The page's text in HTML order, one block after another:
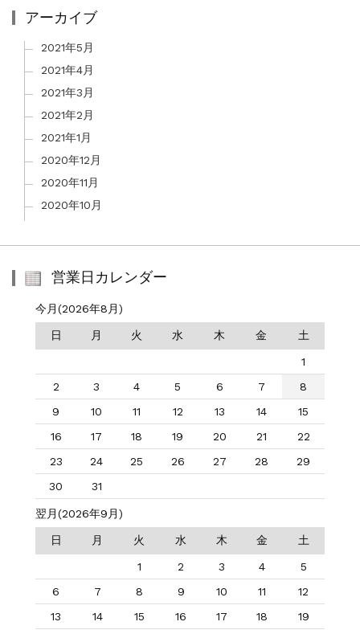
アーカイブ
2021年5月
2021年4月
2021年3月
2021年2月
2021年1月
2020年12月
2020年11月
2020年10月
営業日カレンダー
今月(2026年8月)
日 月 火 水 木 金 土
1
2
3 4 5 6 7
8
9
10 11 12 13 14
15
16
17 18 19 20 21
22
23
24 25 26 27 28
29
30
31
翌月(2026年9月)
日 月 火 水 木 金 土
1 2 3 4
5
6
7 8 9 10 11
12
13
14 15 16 17 18
19